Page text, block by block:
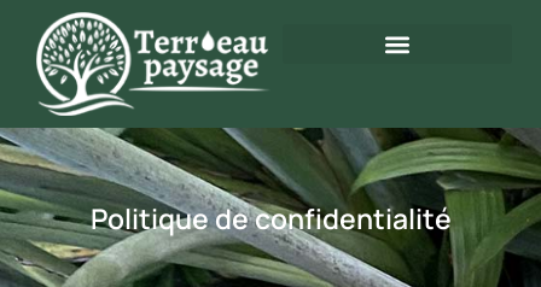
Politique de confidentialité